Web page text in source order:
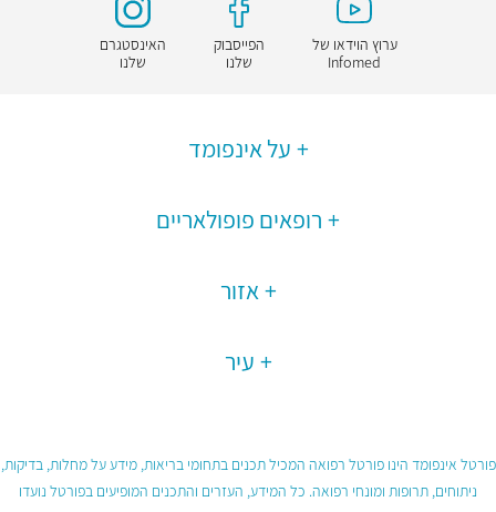
ערוץ הוידאו של
Infomed
הפייסבוק
שלנו
האינסטגרם
שלנו
על אינפומד
רופאים פופולאריים
אזור
עיר
פורטל אינפומד הינו פורטל רפואה המכיל תכנים בתחומי בריאות, מידע על מחלות, בדיקות,
ניתוחים, תרופות ומונחי רפואה. כל המידע, העזרים והתכנים המופיעים בפורטל נועדו